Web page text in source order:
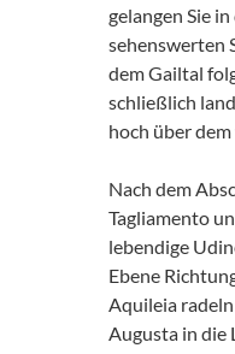
gelangen Sie
sehenswerten
dem Gailtal
schließlich
hoch über
Nach dem
Tagliamento
lebendige
Ebene
Aquileia
Augusta in die